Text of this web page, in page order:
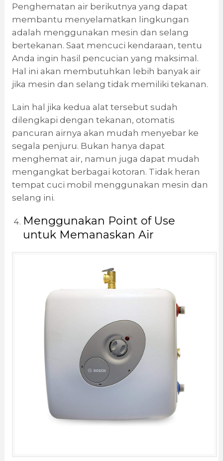
Penghematan air berikutnya yang dapat
membantu menyelamatkan lingkungan
adalah menggunakan mesin dan selang
bertekanan. Saat mencuci kendaraan, tentu
Anda ingin hasil pencucian yang maksimal.
Hal ini akan membutuhkan lebih banyak air
jika mesin dan selang tidak memiliki tekanan.
Lain hal jika kedua alat tersebut sudah
dilengkapi dengan tekanan, otomatis
pancuran airnya akan mudah menyebar ke
segala penjuru. Bukan hanya dapat
menghemat air, namun juga dapat mudah
mengangkat berbagai kotoran. Tidak heran
tempat cuci mobil menggunakan mesin dan
selang ini.
Menggunakan Point of Use
untuk Memanaskan Air